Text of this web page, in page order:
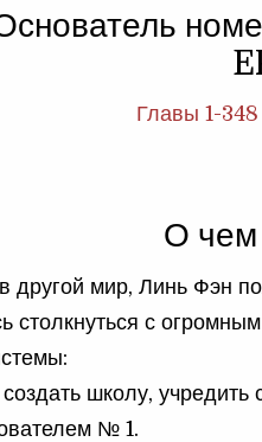
Главы 1-348
О чем
другой мир, Линь Фэн
столкнуться с
школу, учредить
№ 1.